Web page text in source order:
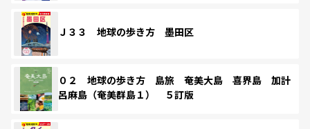
Ｊ３３ 地球の歩き方 墨田区
０２ 地球の歩き方 島旅 奄美大島 喜界島 加計
呂麻島（奄美群島１） ５訂版